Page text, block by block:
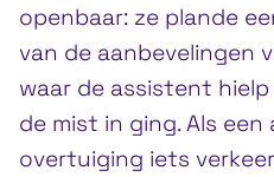
openbaar: ze plande
van de aanbevelingen
waar de assistent
de mist in ging. Als
overtuiging iets